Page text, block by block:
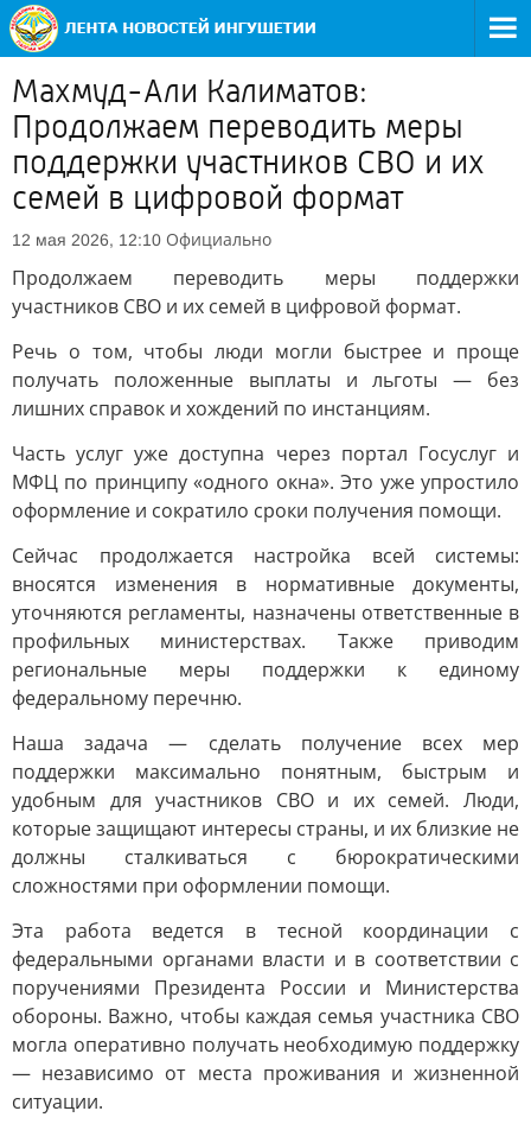
Махмуд-Али Калиматов:
Продолжаем переводить меры
поддержки участников СВО и их
семей в цифровой формат
12 мая 2026, 12:10 Официально
Продолжаем переводить меры поддержки
участников СВО и их семей в цифровой формат.
Речь о том, чтобы люди могли быстрее и проще
получать положенные выплаты и льготы — без
лишних справок и хождений по инстанциям.
Часть услуг уже доступна через портал Госуслуг и
МФЦ по принципу «одного окна». Это уже упростило
оформление и сократило сроки получения помощи.
Сейчас продолжается настройка всей системы:
вносятся изменения в нормативные документы,
уточняются регламенты, назначены ответственные в
профильных министерствах. Также приводим
региональные меры поддержки к единому
федеральному перечню.
Наша задача — сделать получение всех мер
поддержки максимально понятным, быстрым и
удобным для участников СВО и их семей. Люди,
которые защищают интересы страны, и их близкие не
должны сталкиваться с бюрократическими
сложностями при оформлении помощи.
Эта работа ведется в тесной координации с
федеральными органами власти и в соответствии с
поручениями Президента России и Министерства
обороны. Важно, чтобы каждая семья участника СВО
могла оперативно получать необходимую поддержку
— независимо от места проживания и жизненной
ситуации.